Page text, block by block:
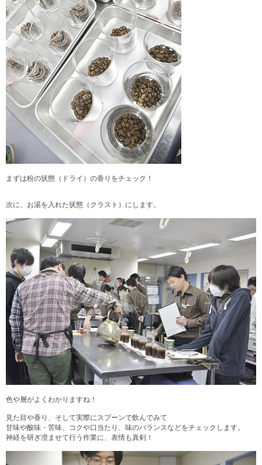
まずは粉の状態（ドライ）の香りをチェック ！
次に、お湯を入れた状態（クラスト）にします。
色や層がよくわかりますね！
見た目や香り、そして実際にスプーンで飲んでみて
甘味や酸味・苦味、コクや口当たり、味のバランスなどをチェックします。
神経を研ぎ澄ませて行う作業に、表情も真剣 ！